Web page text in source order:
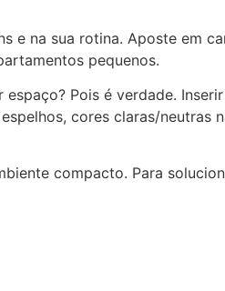
e na sua rotina. Aposte em
pequenos.
Pois é verdade.
cores claras/neutras
compacto. Para